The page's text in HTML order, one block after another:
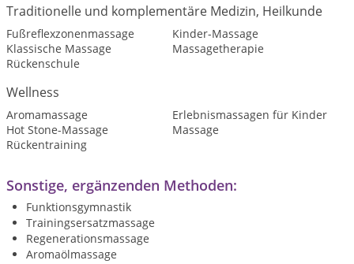
Traditionelle und komplementäre Medizin, Heilkunde
Fußreflexzonenmassage
Kinder-Massage
Klassische Massage
Massagetherapie
Rückenschule
Wellness
Aromamassage
Erlebnismassagen für Kinder
Hot Stone-Massage
Massage
Rückentraining
Sonstige, ergänzenden Methoden:
Funktionsgymnastik
Trainingsersatzmassage
Regenerationsmassage
Aromaölmassage